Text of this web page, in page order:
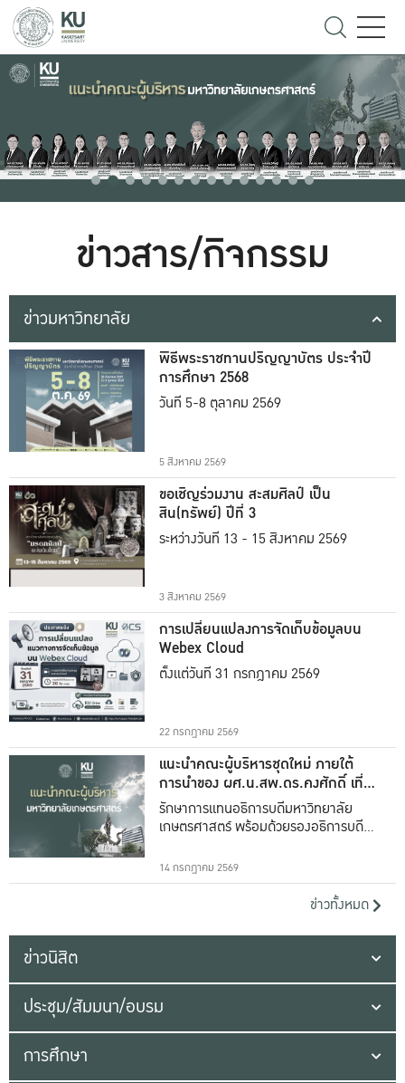
ข่าวสาร/กิจกรรม
ข่าวมหาวิทยาลัย
พิธีพระราชทานปริญญาบัตร ประจำปี
การศึกษา 2568
วันที่ 5-8 ตุลาคม 2569
5 สิงหาคม 2569
ขอเชิญร่วมงาน สะสมศิลป์ เป็น
สิน(ทรัพย์) ปีที่ 3
ระหว่างวันที่ 13 - 15 สิงหาคม 2569
3 สิงหาคม 2569
การเปลี่ยนแปลงการจัดเก็บข้อมูลบน
Webex Cloud
ตั้งแต่วันที่ 31 กรกฎาคม 2569
22 กรกฎาคม 2569
แนะนำคณะผู้บริหารชุดใหม่ ภายใต้
การนำของ ผศ.น.สพ.ดร.คงศักดิ์ เที่ยง
ธรรม
รักษาการแทนอธิการบดีมหาวิทยาลัย
เกษตรศาสตร์ พร้อมด้วยรองอธิการบดีทั้ง
14 กรกฎาคม 2569
ข่าวทั้งหมด
ข่าวนิสิต
ประชุม/สัมมนา/อบรม
การศึกษา